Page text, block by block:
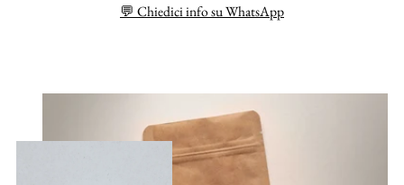
💬 Chiedici info su WhatsApp